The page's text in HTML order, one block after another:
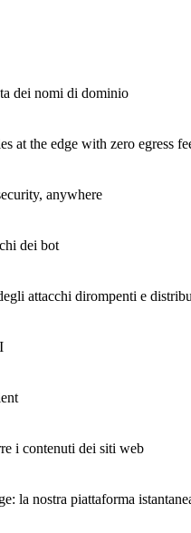
dei nomi di dominio
at the edge with zero egress
anywhere
dei bot
attacchi dirompenti e
i contenuti dei siti web
la nostra piattaforma